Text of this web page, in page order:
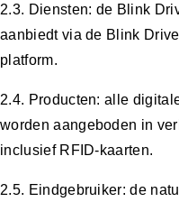
2.3. Diensten: de Blink
aanbiedt via de Blink
platform.
2.4. Producten: alle
worden aangeboden in
inclusief RFID-kaarten.
2.5. Eindgebruiker: de